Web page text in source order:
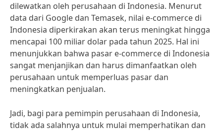
dilewatkan oleh perusahaan di Indonesia. Menurut
data dari Google dan Temasek, nilai e-commerce di
Indonesia diperkirakan akan terus meningkat hingga
mencapai 100 miliar dolar pada tahun 2025. Hal ini
menunjukkan bahwa pasar e-commerce di Indonesia
sangat menjanjikan dan harus dimanfaatkan oleh
perusahaan untuk memperluas pasar dan
meningkatkan penjualan.
Jadi, bagi para pemimpin perusahaan di Indonesia,
tidak ada salahnya untuk mulai memperhatikan dan